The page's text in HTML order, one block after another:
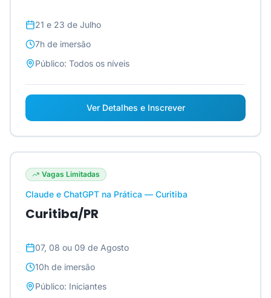
21 e 23 de Julho
7h de imersão
Público: Todos os níveis
Ver Detalhes e Inscrever
Vagas Limitadas
Claude e ChatGPT na Prática — Curitiba
Curitiba/PR
07, 08 ou 09 de Agosto
10h de imersão
Público: Iniciantes